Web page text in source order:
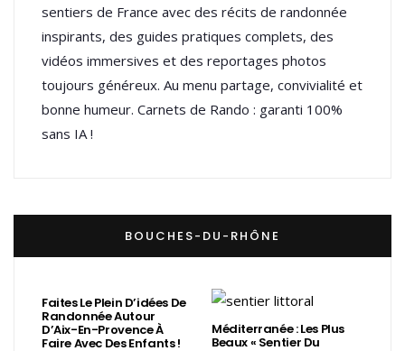
sentiers de France avec des récits de randonnée
inspirants, des guides pratiques complets, des
vidéos immersives et des reportages photos
toujours généreux. Au menu partage, convivialité et
bonne humeur. Carnets de Rando : garanti 100%
sans IA !
BOUCHES-DU-RHÔNE
Faites Le Plein D’idées De
Randonnée Autour
D’Aix-En-Provence À
Faire Avec Des Enfants !
Méditerranée : Les Plus
Beaux « Sentier Du